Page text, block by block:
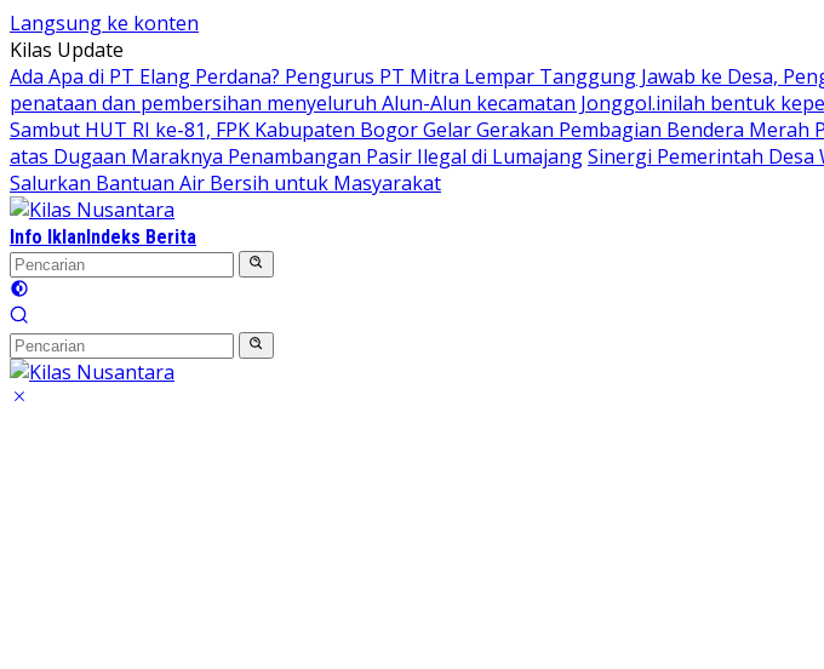
Langsung ke konten
Kilas Update
Ada Apa di PT Elang Perdana? Pengurus PT Mitra Lempar Tanggung Jawab ke Desa,
penataan dan pembersihan menyeluruh Alun-Alun kecamatan Jonggol.inilah bentuk
Sambut HUT RI ke-81, FPK Kabupaten Bogor Gelar Gerakan Pembagian Bendera Merah
atas Dugaan Maraknya Penambangan Pasir Ilegal di LumajangSinergi Pemerintah Desa
Salurkan Bantuan Air Bersih untuk Masyarakat
Info IklanIndeks Berita